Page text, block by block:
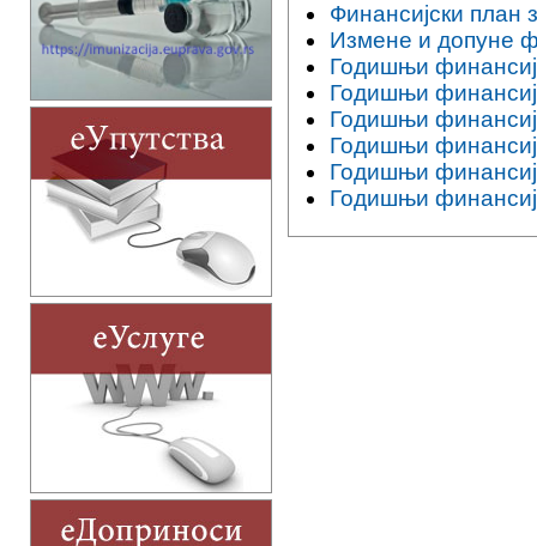
Финансијски план
Измене и допуне
Годишњи
Годишњи
Годишњи
Годишњи
Годишњи
Годишњи